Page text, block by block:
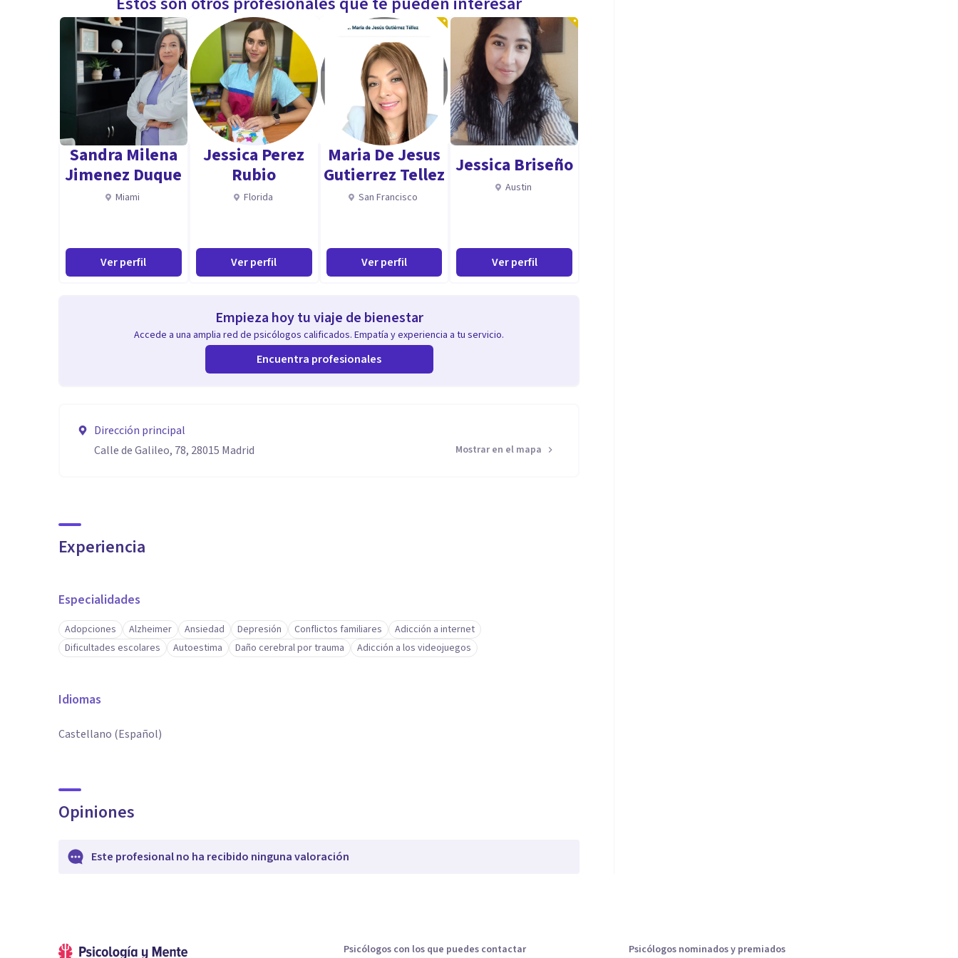
Sandra Milena
Jimenez Duque
Miami
Ver perfil
Jessica Perez
Rubio
Florida
Ver perfil
Maria De Jesus
Gutierrez Tellez
San Francisco
Ver perfil
Jessica Briseño
Austin
Ver perfil
Empieza hoy tu viaje de bienestar
Accede a una amplia red de psicólogos calificados. Empatía y experiencia a tu servicio.
Encuentra profesionales
Dirección principal
Calle de Galileo, 78, 28015 Madrid
Mostrar en el mapa
Experiencia
Especialidades
Adopciones Alzheimer Ansiedad Depresión Conflictos familiares
Adicción a internet
Dificultades escolares
Autoestima Daño cerebral por trauma Adicción a los videojuegos
Idiomas
Castellano (Español)
Opiniones
Este profesional no ha recibido ninguna valoración
Psicólogos con los que puedes contactar Psicólogos nominados y premiados